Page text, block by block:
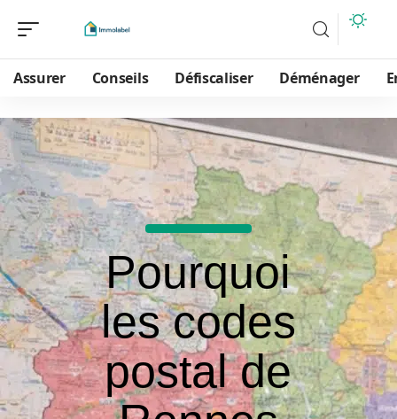
Assurer Conseils Défiscaliser Déménager
Pourquoi
les codes
postal de